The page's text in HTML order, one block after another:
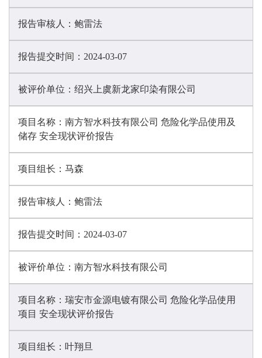
报告审核人： 鲍雷法
报告提交时间： 2024-03-07
被评价单位： 绍兴上虞新龙家印染有限公司
项目名称： 南方智水科技有限公司 危险化学品使用及
储存 安全现状评价报告
项目组长： 马森
报告审核人： 鲍雷法
报告提交时间： 2024-03-07
被评价单位： 南方智水科技有限公司
项目名称： 瑞安市金源电镀有限公司 危险化学品使用
项目 安全现状评价报告
项目组长： 叶翔旦